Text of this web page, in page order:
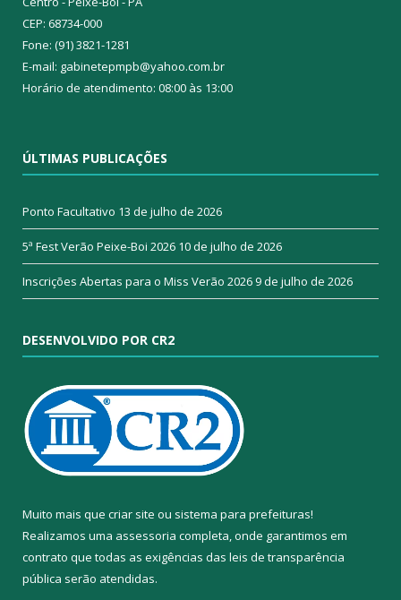
CEP: 68734-000
Fone: (91) 3821-1281
E-mail: gabinetepmpb@yahoo.com.br
Horário de atendimento: 08:00 às 13:00
ÚLTIMAS PUBLICAÇÕES
Ponto Facultativo 13 de julho de 2026
5ª Fest Verão Peixe-Boi 2026 10 de julho de 2026
Inscrições Abertas para o Miss Verão 20269 de julho de 2026
DESENVOLVIDO POR CR2
Muito mais que criar site ou sistema para prefeituras!
Realizamos uma assessoria completa, onde garantimos em
contrato que todas as exigências das leis de transparência
pública serão atendidas.